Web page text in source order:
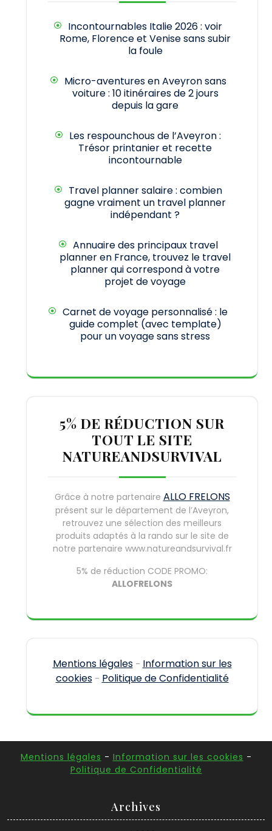
Incontournables Italie 2026 : voir
Rome, Florence et Venise sans subir
la foule
Micro-aventures en Aveyron sans
voiture : 10 itinéraires de 2 jours
depuis la gare
Les respounchous de l’Aveyron :
Trésor printanier et recette
incontournable
Travel planner salaire : combien
gagne vraiment un travel planner
indépendant ?
Annuaire des principaux travel
planner en France, trouvez le travel
planner qui correspond à votre
projet de voyage
Carnet de voyage personnalisé : le
guide complet (avec template)
pour un voyage sans stress
5% DE RÉDUCTION SUR
TOUT LE SITE
NATUREANDSURVIVAL
Grâce à notre partenaire ALLO FRELONS
présent sur le département de l’Aveyron,
retrouvez une sélection des meilleurs
produits adaptés à la rando sur le site de
notre partenaire www.natureandsurvival.fr
5% de réduction CODE PROMO:
ALLOFRELONS
Mentions légales- Information sur les
cookies- Politique de Confidentialité
Mentions légales - Information sur les cookies -
Politique de Confidentialité
Archives